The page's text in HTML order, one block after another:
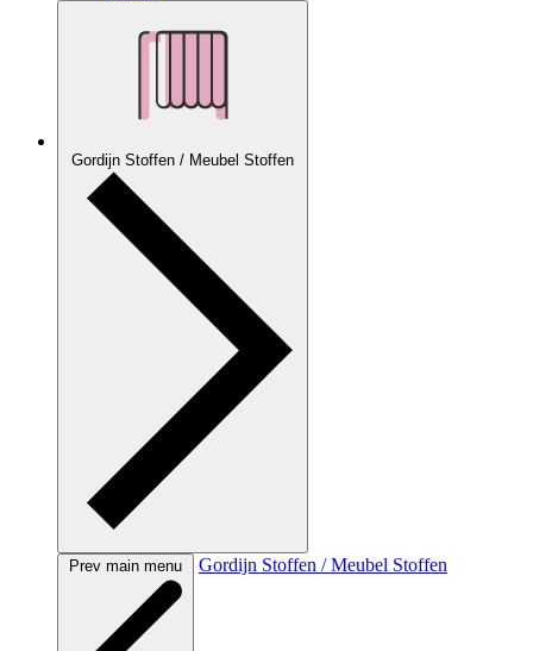
Gordijn Stoffen / Meubel Stoffen
Prev main menu Gordijn Stoffen / Meubel Stoffen